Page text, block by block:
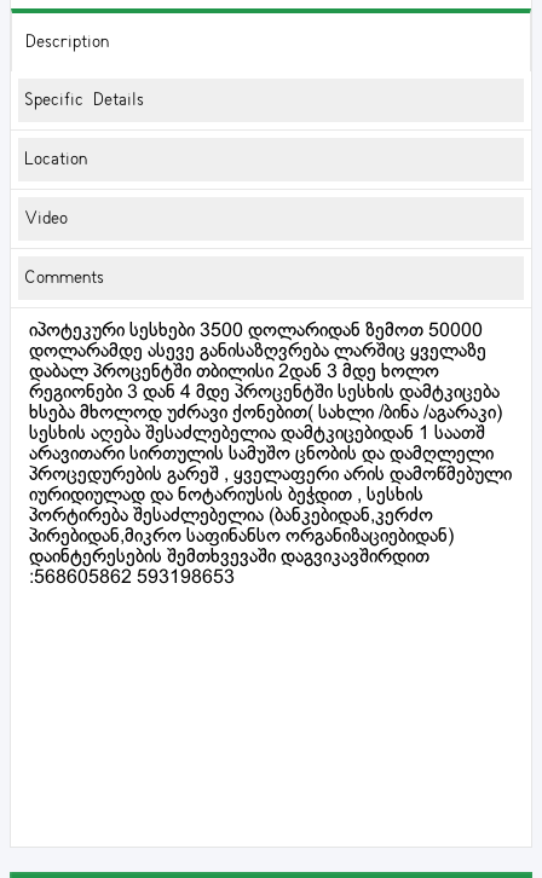
Description
Specific Details
Location
Video
Comments
იპოტეკური სესხები 3500 დოლარიდან ზემოთ 50000
დოლარამდე ასევე განისაზღვრება ლარშიც ყველაზე
დაბალ პროცენტში თბილისი 2დან 3 მდე ხოლო
რეგიონები 3 დან 4 მდე პროცენტში სესხის დამტკიცება
ხსება მხოლოდ უძრავი ქონებით( სახლი /ბინა /აგარაკი)
სესხის აღება შესაძლებელია დამტკიცებიდან 1 საათშ
არავითარი სირთულის სამუშო ცნობის და დამღლელი
პროცედურების გარეშ , ყველაფერი არის დამოწმებული
იურიდიულად და ნოტარიუსის ბეჭდით , სესხის
პორტირება შესაძლებელია (ბანკებიდან,კერძო
პირებიდან,მიკრო საფინანსო ორგანიზაციებიდან)
დაინტერესების შემთხვევაში დაგვიკავშირდით
:568605862 593198653